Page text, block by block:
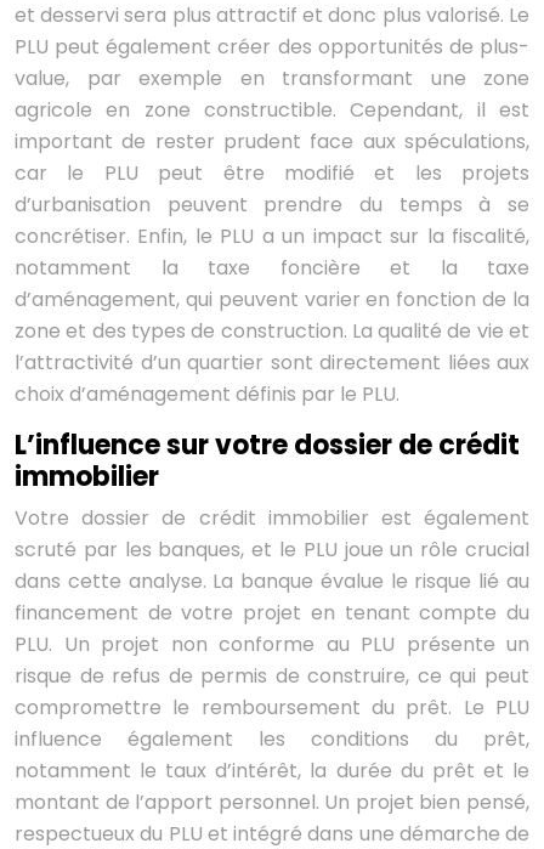
et desservi sera plus attractif et donc plus valorisé. Le
PLU peut également créer des opportunités de plus-
value, par exemple en transformant une zone
agricole en zone constructible. Cependant, il est
important de rester prudent face aux spéculations,
car le PLU peut être modifié et les projets
d’urbanisation peuvent prendre du temps à se
concrétiser. Enfin, le PLU a un impact sur la fiscalité,
notamment la taxe foncière et la taxe
d’aménagement, qui peuvent varier en fonction de la
zone et des types de construction. La qualité de vie et
l’attractivité d’un quartier sont directement liées aux
choix d’aménagement définis par le PLU.
L’influence sur votre dossier de crédit
immobilier
Votre dossier de crédit immobilier est également
scruté par les banques, et le PLU joue un rôle crucial
dans cette analyse. La banque évalue le risque lié au
financement de votre projet en tenant compte du
PLU. Un projet non conforme au PLU présente un
risque de refus de permis de construire, ce qui peut
compromettre le remboursement du prêt. Le PLU
influence également les conditions du prêt,
notamment le taux d’intérêt, la durée du prêt et le
montant de l’apport personnel. Un projet bien pensé,
respectueux du PLU et intégré dans une démarche de